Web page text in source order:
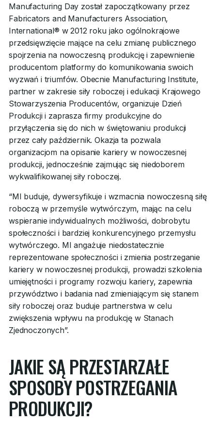
Manufacturing Day został zapoczątkowany przez
Fabricators and Manufacturers Association,
International® w 2012 roku jako ogólnokrajowe
przedsięwzięcie mające na celu zmianę publicznego
spojrzenia na nowoczesną produkcję i zapewnienie
producentom platformy do komunikowania swoich
wyzwań i triumfów. Obecnie Manufacturing Institute,
partner w zakresie siły roboczej i edukacji Krajowego
Stowarzyszenia Producentów, organizuje Dzień
Produkcji i zaprasza firmy produkcyjne do
przyłączenia się do nich w świętowaniu produkcji
przez cały październik. Okazja ta pozwala
organizacjom na opisanie kariery w nowoczesnej
produkcji, jednocześnie zajmując się niedoborem
wykwalifikowanej siły roboczej.
“MI buduje, dywersyfikuje i wzmacnia nowoczesną siłę
roboczą w przemyśle wytwórczym, mając na celu
wspieranie indywidualnych możliwości, dobrobytu
społeczności i bardziej konkurencyjnego przemysłu
wytwórczego. MI angażuje niedostatecznie
reprezentowane społeczności i zmienia postrzeganie
kariery w nowoczesnej produkcji, prowadzi szkolenia
umiejętności i programy rozwoju kariery, zapewnia
przywództwo i badania nad zmieniającym się stanem
siły roboczej oraz buduje partnerstwa w celu
zwiększenia wpływu na produkcję w Stanach
Zjednoczonych”.
JAKIE SĄ PRZESTARZAŁE
SPOSOBY POSTRZEGANIA
PRODUKCJI?